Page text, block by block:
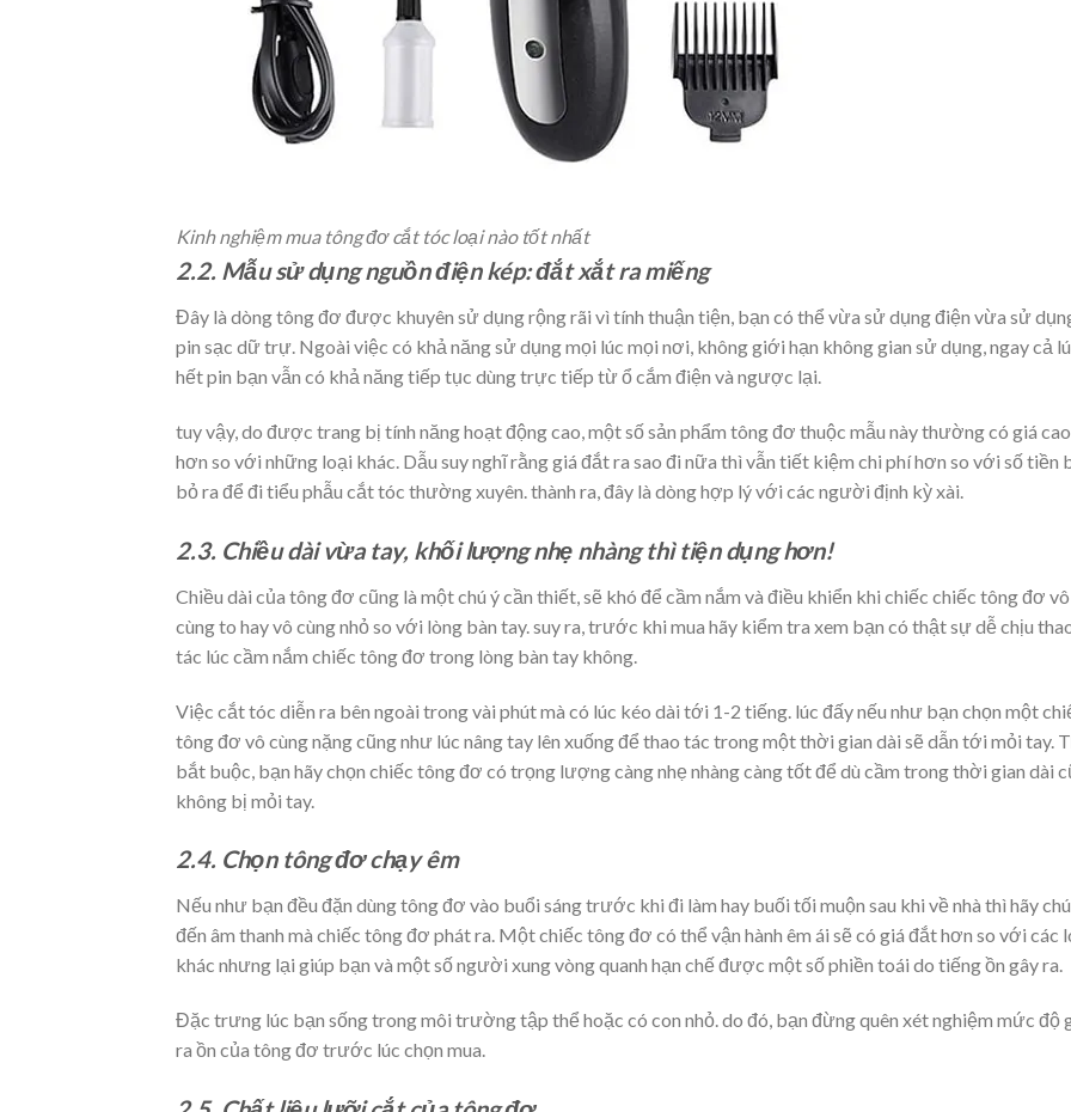
Kinh nghiệm mua tông đơ cắt tóc loại nào tốt nhất
2.2. Mẫu sử dụng nguồn điện kép: đắt xắt ra miếng
Đây là dòng tông đơ được khuyên sử dụng rộng rãi vì tính thuận tiện, bạn có thể vừa sử dụng điện vừa sử
pin sạc dữ trự. Ngoài việc có khả năng sử dụng mọi lúc mọi nơi, không giới hạn không gian sử dụng, ngay cả
hết pin bạn vẫn có khả năng tiếp tục dùng trực tiếp từ ổ cắm điện và ngược lại.
tuy vậy, do được trang bị tính năng hoạt động cao, một số sản phẩm tông đơ thuộc mẫu này thường có giá cao
hơn so với những loại khác. Dẫu suy nghĩ rằng giá đắt ra sao đi nữa thì vẫn tiết kiệm chi phí hơn so với số tiền
bỏ ra để đi tiểu phẫu cắt tóc thường xuyên. thành ra, đây là dòng hợp lý với các người định kỳ xài.
2.3. Chiều dài vừa tay, khối lượng nhẹ nhàng thì tiện dụng hơn!
Chiều dài của tông đơ cũng là một chú ý cần thiết, sẽ khó để cầm nắm và điều khiển khi chiếc chiếc tông đơ vô
cùng to hay vô cùng nhỏ so với lòng bàn tay. suy ra, trước khi mua hãy kiểm tra xem bạn có thật sự dễ chịu
tác lúc cầm nắm chiếc tông đơ trong lòng bàn tay không.
Việc cắt tóc diễn ra bên ngoài trong vài phút mà có lúc kéo dài tới 1-2 tiếng. lúc đấy nếu như bạn chọn một
tông đơ vô cùng nặng cũng như lúc nâng tay lên xuống để thao tác trong một thời gian dài sẽ dẫn tới mỏi tay.
bắt buộc, bạn hãy chọn chiếc tông đơ có trọng lượng càng nhẹ nhàng càng tốt để dù cầm trong thời gian dài
không bị mỏi tay.
2.4. Chọn tông đơ chạy êm
Nếu như bạn đều đặn dùng tông đơ vào buổi sáng trước khi đi làm hay buối tối muộn sau khi về nhà thì hãy chú
đến âm thanh mà chiếc tông đơ phát ra. Một chiếc tông đơ có thể vận hành êm ái sẽ có giá đắt hơn so với các
khác nhưng lại giúp bạn và một số người xung vòng quanh hạn chế được một số phiền toái do tiếng ồn gây ra.
Đặc trưng lúc bạn sống trong môi trường tập thể hoặc có con nhỏ. do đó, bạn đừng quên xét nghiệm mức độ
ra ồn của tông đơ trước lúc chọn mua.